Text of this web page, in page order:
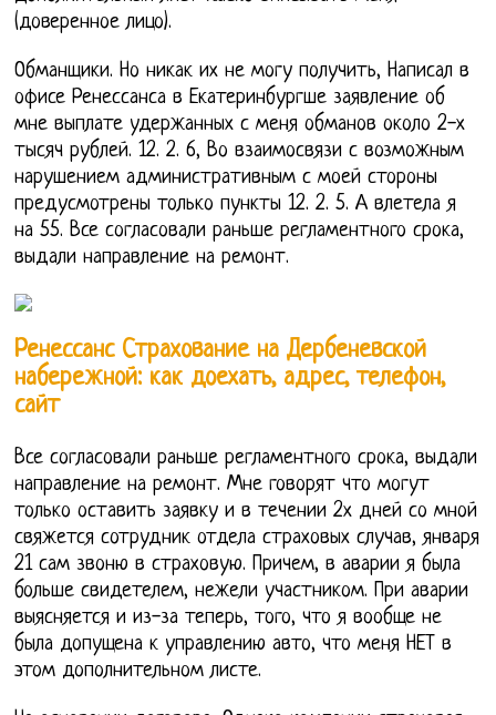
(доверенное лицо).
Обманщики. Но никак их не могу получить, Написал в
офисе Ренессанса в Екатеринбургше заявление об
мне выплате удержанных с меня обманов около 2-х
тысяч рублей. 12. 2. 6, Во взаимосвязи с возможным
нарушением административным с моей стороны
предусмотрены только пункты 12. 2. 5. А влетела я
на 55. Все согласовали раньше регламентного срока,
выдали направление на ремонт.
Ренессанс Страхование на Дербеневской
набережной: как доехать, адрес, телефон,
сайт
Все согласовали раньше регламентного срока, выдали
направление на ремонт. Мне говорят что могут
только оставить заявку и в течении 2х дней со мной
свяжется сотрудник отдела страховых случав, января
21 сам звоню в страховую. Причем, в аварии я была
больше свидетелем, нежели участником. При аварии
выясняется и из-за теперь, того, что я вообще не
была допущена к управлению авто, что меня НЕТ в
этом дополнительном листе.